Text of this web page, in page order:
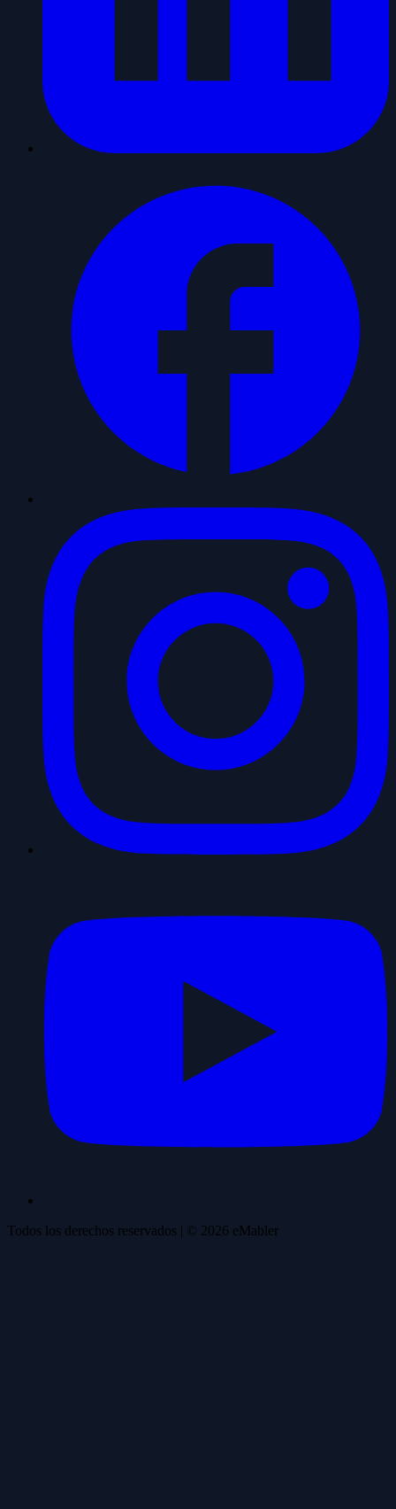
Todos los derechos reservados | © 2026 eMabler